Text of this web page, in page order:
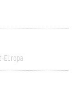
Europa